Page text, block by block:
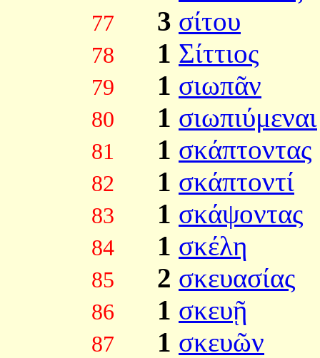
77 3 σίτου
78 1 Σίττιος
79 1 σιωπᾶν
80 1 σιωπιύμεναι
81 1 σκάπτοντας
82 1 σκάπτοντί
83 1 σκάψοντας
84 1 σκέλη
85 2 σκευασίας
86 1 σκευῇ
87 1 σκευῶν